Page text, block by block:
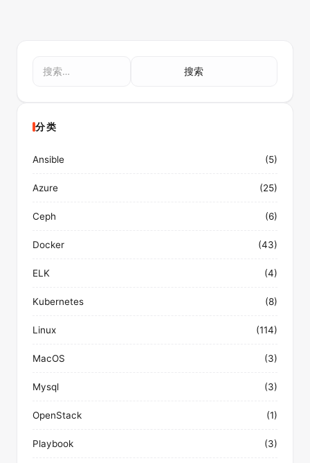
分类
Ansible (5)
Azure (25)
Ceph (6)
Docker (43)
ELK (4)
Kubernetes (8)
Linux (114)
MacOS (3)
Mysql (3)
OpenStack (1)
Playbook (3)